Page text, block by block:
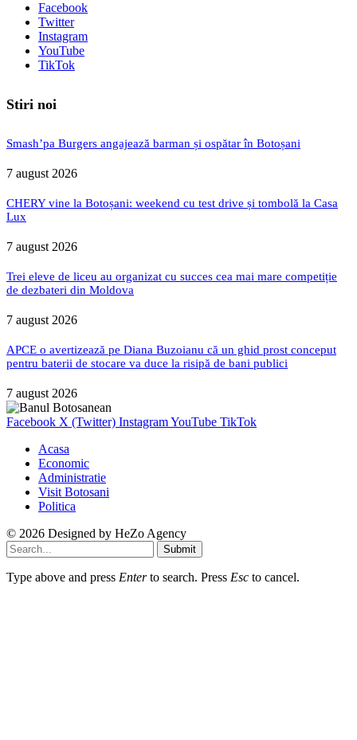
Facebook
Twitter
Instagram
YouTube
TikTok
Stiri noi
Smash’pa Burgers angajează barman și ospătar în Botoșani
7 august 2026
CHERY vine la Botoșani: weekend cu test drive și tombolă la Casa
Lux
7 august 2026
Trei eleve de liceu au organizat cu succes cea mai mare competiție
de dezbateri din Moldova
7 august 2026
APCE o avertizează pe Diana Buzoianu că un ghid prost conceput
pentru baterii de stocare va duce la risipă de bani publici
7 august 2026
Facebook X (Twitter) InstagramYouTube TikTok
Acasa
Economic
Administratie
Visit Botosani
Politica
© 2026 Designed by HeZo Agency
Submit
Type above and press Enterto search. Press Esc to cancel.